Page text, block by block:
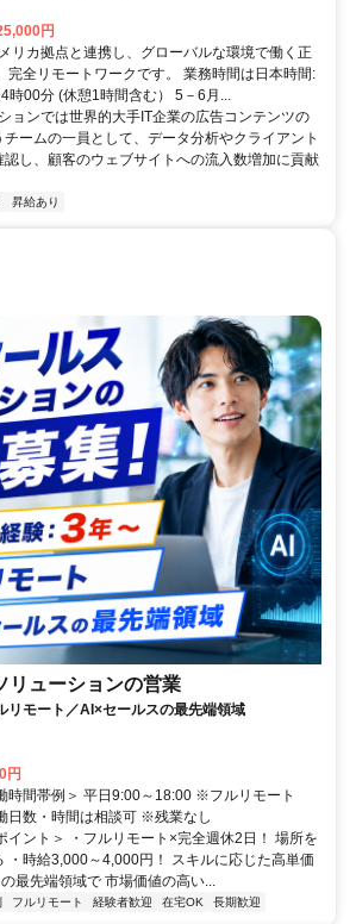
円
リカ拠点と連携し、グローバルな環境で働く正
完全リモートワークです。 業務時間は日本時間:
時00分 (休憩1時間含む） 5－6月...
ョンでは世界的大手IT企業の広告コンテンツの
ームの一員として、データ分析やクライアント
し、顧客のウェブサイトへの流入数増加に貢献
昇給あり
リューションの営業
リモート／AI×セールスの最先端領域
円
時間帯例＞ 平日9:00～18:00 ※フルリモート
日数・時間は相談可 ※残業なし
イント＞ ・フルリモート×完全週休2日！ 場所を
・時給3,000～4,000円！ スキルに応じた高単価
最先端領域で 市場価値の高い...
フルリモート 経験者歓迎 在宅OK 長期歓迎